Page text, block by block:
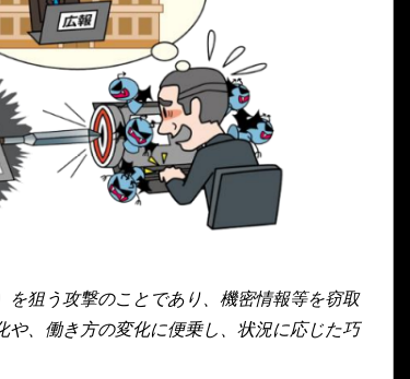
狙う攻撃のことであり、機密情報等を窃取
、働き方の変化に便乗し、状況に応じた巧